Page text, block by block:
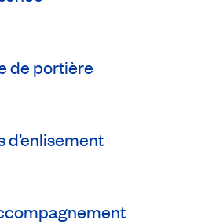
de portière
d’enlisement